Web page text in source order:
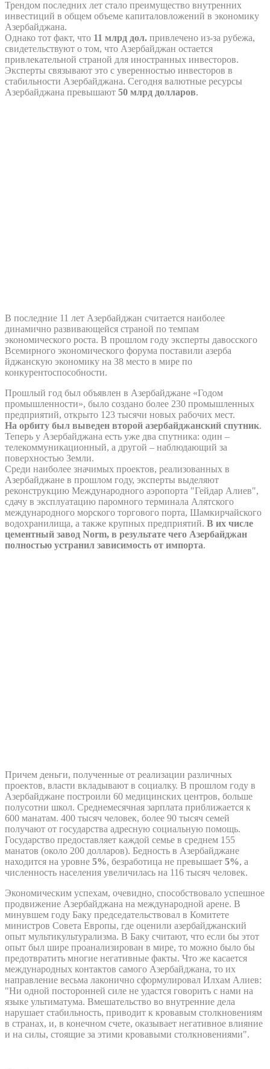
Трендом последних лет стало преимущество внутренних
инвестиций в общем объеме капиталовложений в экономику
Азербайджана.
Однако тот факт, что 11 млрд дол. привлечено из-за рубежа,
свидетельствуют о том, что Азербайджан остается
привлекательной страной для иностранных инвесторов.
Эксперты связывают это с уверенностью инвесторов в
стабильности Азербайджана. Сегодня валютные ресурсы
Азербайджана превышают 50 млрд долларов.
В последние 11 лет Азербайджан считается наиболее
динамично развивающейся страной по темпам
экономического роста. В прошлом году эксперты давосского
Всемирного экономического форума поставили азерба
йджанскую экономику на 38 место в мире по
конкурентоспособности.
Прошлый год был объявлен в Азербайджане «Годом
промышленности», было создано более 230 промышленных
предприятий, открыто 123 тысячи новых рабочих мест.
На орбиту был выведен второй азербайджанский спутник.
Теперь у Азербайджана есть уже два спутника: один –
телекоммуникационный, а другой – наблюдающий за
поверхностью Земли.
Среди наиболее значимых проектов, реализованных в
Азербайджане в прошлом году, эксперты выделяют
реконструкцию Международного аэропорта "Гейдар Алиев",
сдачу в эксплуатацию паромного терминала Алятского
международного морского торгового порта, Шамкирчайского
водохранилища, а также крупных предприятий. В их числе
цементный завод Norm, в результате чего Азербайджан
полностью устранил зависимость от импорта.
Причем деньги, полученные от реализации различных
проектов, власти вкладывают в социалку. В прошлом году в
Азербайджане построили 60 медицинских центров, больше
полусотни школ. Среднемесячная зарплата приближается к
600 манатам. 400 тысяч человек, более 90 тысяч семей
получают от государства адресную социальную помощь.
Государство предоставляет каждой семье в среднем 155
манатов (около 200 долларов). Бедность в Азербайджане
находится на уровне 5%, безработица не превышает 5%, а
численность населения увеличилась на 116 тысяч человек.
Экономическим успехам, очевидно, способствовало успешное
продвижение Азербайджана на международной арене. В
минувшем году Баку председательствовал в Комитете
министров Совета Европы, где оценили азербайджанский
опыт мультикультурализма. В Баку считают, что если бы этот
опыт был шире проанализирован в мире, то можно было бы
предотвратить многие негативные факты. Что же касается
международных контактов самого Азербайджана, то их
направление весьма лаконично сформулировал Илхам Алиев:
"Ни одной посторонней силе не удастся говорить с нами на
языке ультиматума. Вмешательство во внутренние дела
нарушает стабильность, приводит к кровавым столкновениям
в странах, и, в конечном счете, оказывает негативное влияние
и на силы, стоящие за этими кровавыми столкновениями".